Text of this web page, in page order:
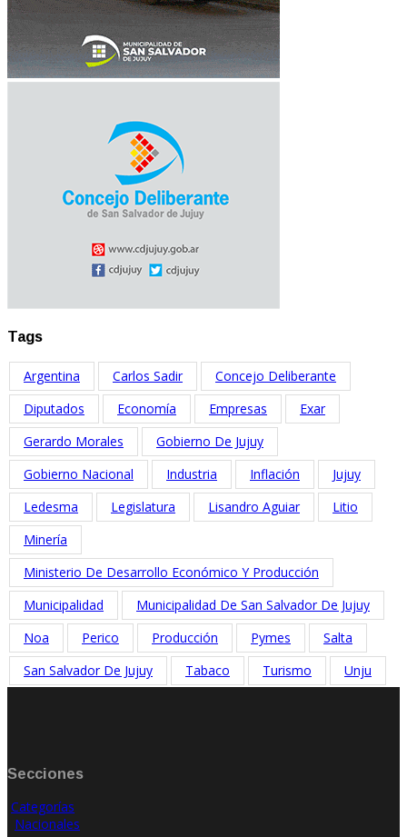
Tags
Argentina Carlos Sadir
Concejo Deliberante
Diputados
Economía Empresas
Exar
Gerardo Morales
Gobierno De Jujuy
Gobierno Nacional
Industria Inflación
Jujuy
Ledesma
Legislatura Lisandro Aguiar
Litio
Minería
Ministerio De Desarrollo Económico Y Producción
Municipalidad
Municipalidad De San Salvador De Jujuy
Noa
Perico Producción Pymes
Salta
San Salvador De Jujuy
Tabaco Turismo Unju
Secciones
Categorías
Nacionales